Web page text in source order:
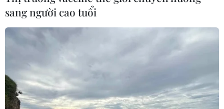
sang người cao tuổi